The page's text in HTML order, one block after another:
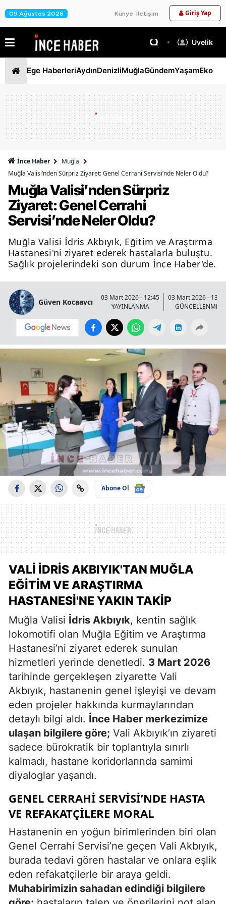
09 Ağustos 2026 Künye İletişim Giriş Yap
Üyelik
Ege HaberleriAydınDenizliMuğlaGündemYaşam
İnce Haber
Muğla
Muğla Valisi’nden Sürpriz Ziyaret: Genel Cerrahi Servisi’nde Neler Oldu?
Muğla Valisi’nden Sürpriz
Ziyaret: Genel Cerrahi
Servisi’nde Neler Oldu?
Muğla Valisi İdris Akbıyık, Eğitim ve Araştırma
Hastanesi'ni ziyaret ederek hastalarla buluştu.
Sağlık projelerindeki son durum İnce Haber'de.
Güven Kocaavcı
03 Mart 2026 - 12:45
YAYINLANMA
03 Mart 2026 - 13:03
GÜNCELLENME
Abone Ol
VALI İDRIS AKBIYIK'TAN MUĞLA
EĞITIM VE ARAŞTIRMA
HASTANESI'NE YAKIN TAKIP
Muğla Valisi İdris Akbıyık, kentin sağlık
lokomotifi olan Muğla Eğitim ve Araştırma
Hastanesi’ni ziyaret ederek sunulan
hizmetleri yerinde denetledi. 3 Mart 2026
tarihinde gerçekleşen ziyarette Vali
Akbıyık, hastanenin genel işleyişi ve devam
eden projeler hakkında kurmaylarından
detaylı bilgi aldı. İnce Haber merkezimize
ulaşan bilgilere göre; Vali Akbıyık’ın ziyareti
sadece bürokratik bir toplantıyla sınırlı
kalmadı, hastane koridorlarında samimi
diyaloglar yaşandı.
GENEL CERRAHI SERVISI’NDE HASTA
VE REFAKATÇILERE MORAL
Hastanenin en yoğun birimlerinden biri olan
Genel Cerrahi Servisi’ne geçen Vali Akbıyık,
burada tedavi gören hastalar ve onlara eşlik
eden refakatçilerle bir araya geldi.
Muhabirimizin sahadan edindiği bilgilere